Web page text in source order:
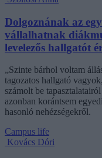
Dolgoznának az
vállalhatnak
levelezős hallgatót
„Szinte bárhol voltam
tagozatos hallgató
számolt be
azonban korántsem
hasonló nehézségekről.
Campus life
Kovács Dóri